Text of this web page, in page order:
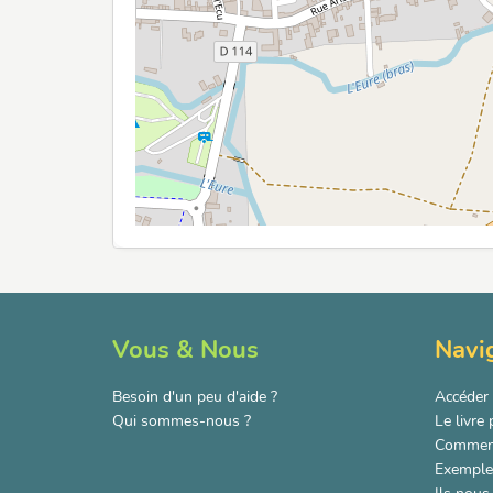
Vous & Nous
Besoin d'un peu d'aide ?
Qui sommes-nous ?
Le livre